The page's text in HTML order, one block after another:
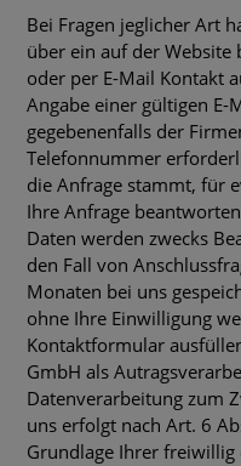
Bei Fragen jeglicher Art
über ein auf der
oder per E-Mail Kontakt
Angabe einer gültigen E-
gegebenenfalls der
Telefonnummer
die Anfrage stammt, für
Ihre Anfrage
Daten werden zwecks
den Fall von
Monaten bei uns
ohne Ihre Einwilligung
Kontaktformular
GmbH als
Datenverarbeitung zum
uns erfolgt nach Art. 6
Grundlage Ihrer